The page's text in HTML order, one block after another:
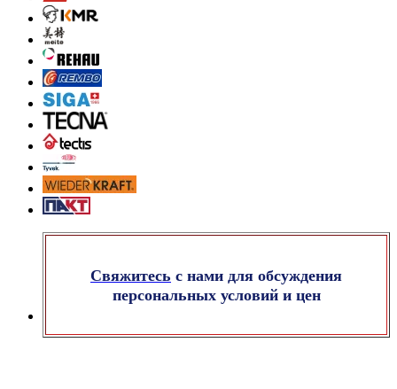
Свяжитесь с нами для обсуждения
персональных условий и цен